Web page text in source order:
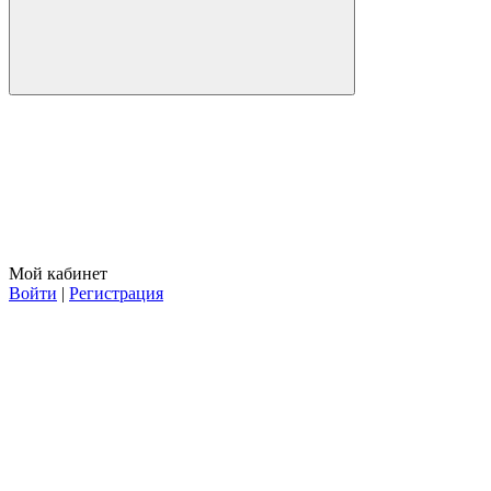
Мой кабинет
Войти | Регистрация